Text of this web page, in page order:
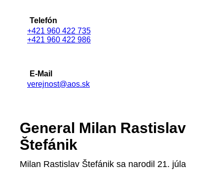
Telefón
+421 960 422 735
+421 960 422 986
E-Mail
verejnost@aos.sk
General Milan Rastislav
Štefánik
Milan Rastislav Štefánik sa narodil 21. júla